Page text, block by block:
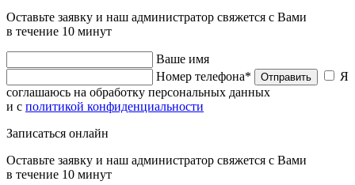
Оставьте заявку и наш администратор свяжется с Вами
в течение 10 минут
Ваше имя
Номер телефона*
Отправить
Я
соглашаюсь на обработку персональных данных
и с политикой конфиденциальности
Записаться онлайн
Оставьте заявку и наш администратор свяжется с Вами
в течение 10 минут